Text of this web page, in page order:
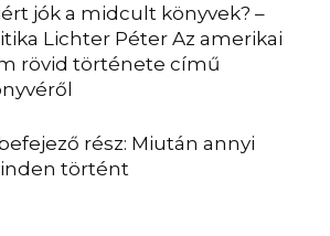
jók a midcult könyvek? –
Lichter Péter Az amerikai
rövid története című
rész: Miután annyi
történt